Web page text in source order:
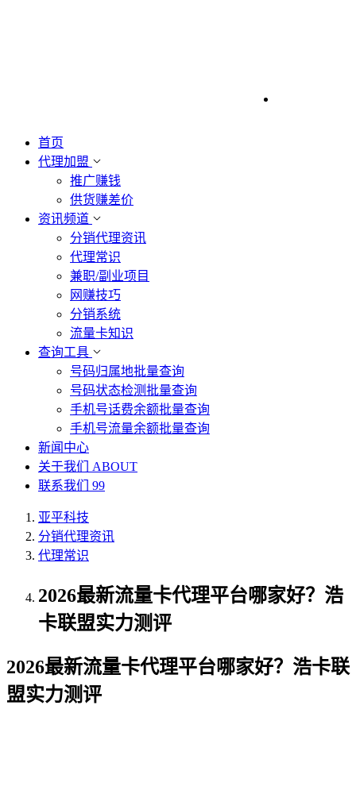
首页
代理加盟
推广赚钱
供货赚差价
资讯频道
分销代理资讯
代理常识
兼职/副业项目
网赚技巧
分销系统
流量卡知识
查询工具
号码归属地批量查询
号码状态检测批量查询
手机号话费余额批量查询
手机号流量余额批量查询
新闻中心
关于我们 ABOUT
联系我们 99
亚平科技
分销代理资讯
代理常识
2026最新流量卡代理平台哪家好？浩
卡联盟实力测评
2026最新流量卡代理平台哪家好？浩卡联
盟实力测评